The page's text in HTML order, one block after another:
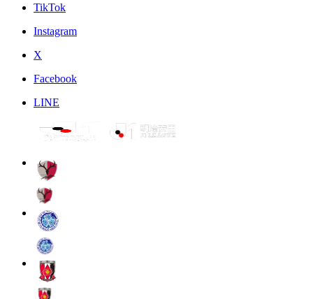
TikTok
Instagram
X
Facebook
LINE